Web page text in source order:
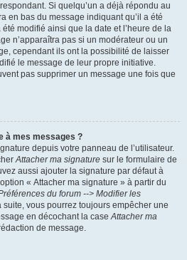
Si quelqu’un a déjà répondu au
en bas du message indiquant qu’il a été
modifié ainsi que la date et l’heure de la
n’apparaîtra pas si un modérateur ou un
cependant ils ont la possibilité de laisser
le message de leur propre initiative.
pas supprimer un message une fois que
à mes messages ?
depuis votre panneau de l’utilisateur.
Attacher ma signature sur le formulaire de
aussi ajouter la signature par défaut à
« Attacher ma signature » à partir du
du forum --> Modifier les
suite, vous pourrez toujours empêcher une
en décochant la caseAttacher ma
de message.